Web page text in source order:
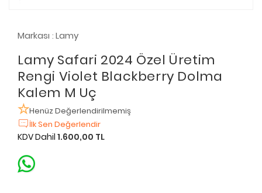
Markası : Lamy
Lamy Safari 2024 Özel Üretim
Rengi Violet Blackberry Dolma
Kalem M Uç
Henüz Değerlendirilmemiş
İlk Sen Değerlendir
KDV Dahil 1.600,00 TL